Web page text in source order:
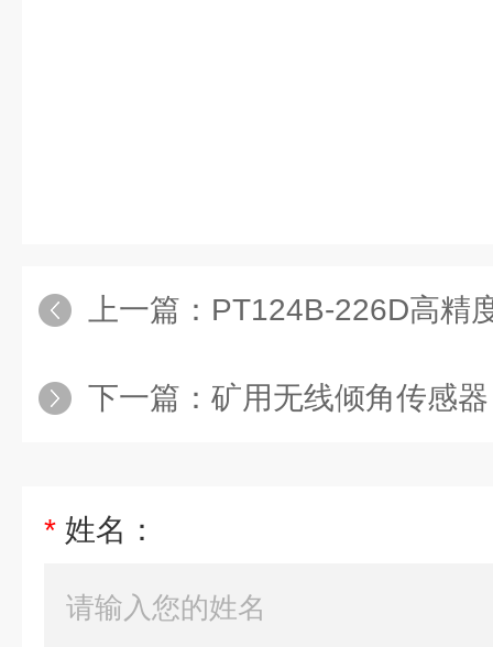
上一篇： PT124B-226D高精
下一篇： 矿用无线倾角传感器
* 姓名：